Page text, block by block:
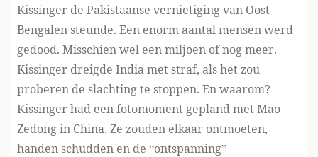
Kissinger de Pakistaanse vernietiging van Oost-
Bengalen steunde. Een enorm aantal mensen werd
gedood. Misschien wel een miljoen of nog meer.
Kissinger dreigde India met straf, als het zou
proberen de slachting te stoppen. En waarom?
Kissinger had een fotomoment gepland met Mao
Zedong in China. Ze zouden elkaar ontmoeten,
handen schudden en de “ontspanning”